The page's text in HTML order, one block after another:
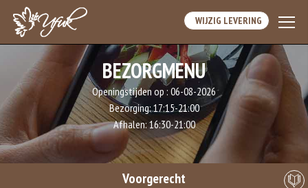
WIJZIG LEVERING
BEZORGMENU
Openingstijden op : 06-08-2026
Bezorging:17:15-21:00
Afhalen:16:30-21:00
Voorgerecht